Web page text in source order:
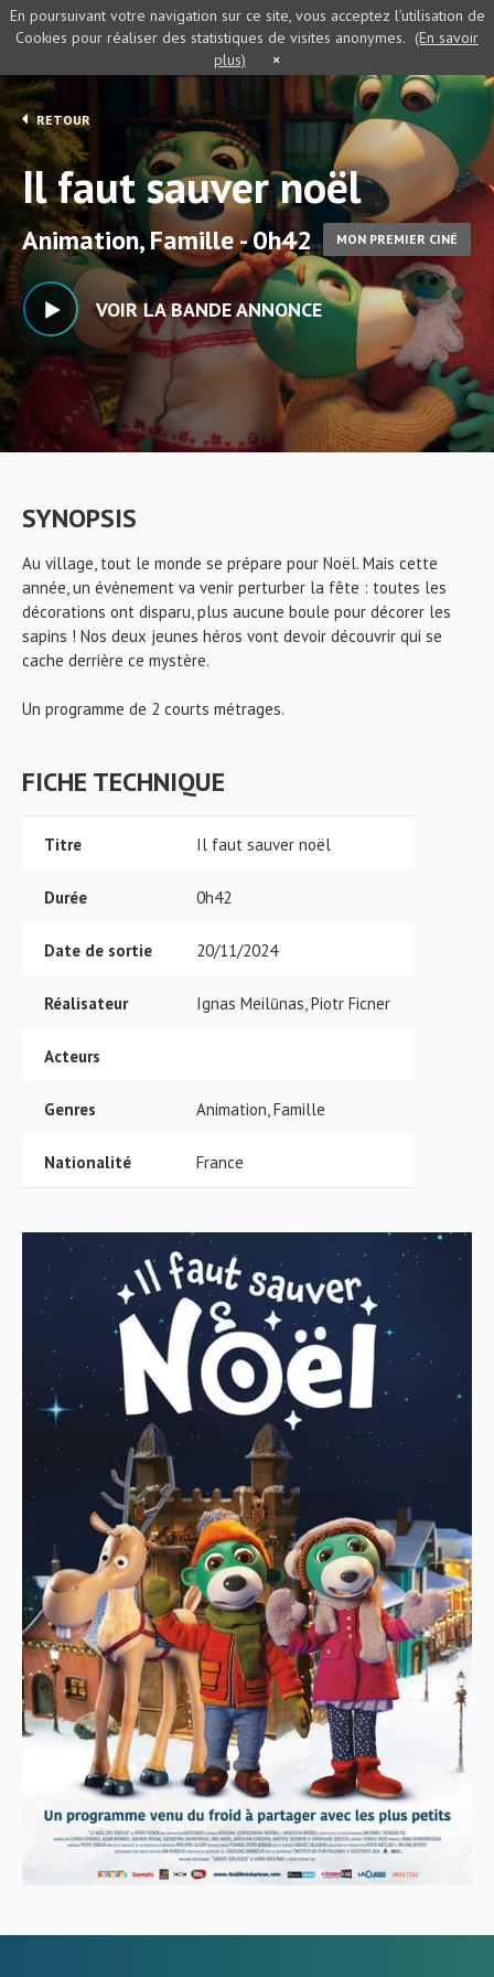
RETOUR
Il faut sauver noël
Animation, Famille - 0h42 MON PREMIER CINÉ
VOIR LA BANDE ANNONCE
SYNOPSIS
Au village, tout le monde se prépare pour Noël. Mais cette
année, un évènement va venir perturber la fête : toutes les
décorations ont disparu, plus aucune boule pour décorer les
sapins ! Nos deux jeunes héros vont devoir découvrir qui se
cache derrière ce mystère.
Un programme de 2 courts métrages.
FICHE TECHNIQUE
Titre Il faut sauver noël
Durée 0h42
Date de sortie 20/11/2024
Réalisateur Ignas Meilūnas, Piotr Ficner
Acteurs
Genres Animation, Famille
Nationalité France
En poursuivant votre navigation sur ce site, vous acceptez l’utilisation de
Cookies pour réaliser des statistiques de visites anonymes. (En savoir
plus)
×